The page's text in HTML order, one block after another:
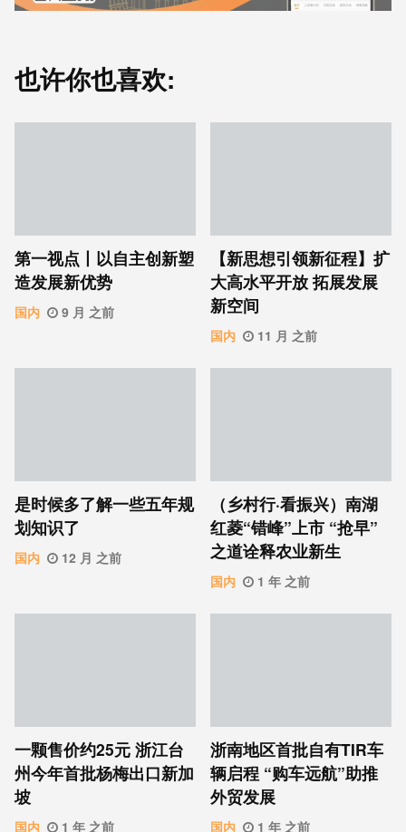
也许你也喜欢:
第一视点丨以自主创新塑
造发展新优势
国内 9 月 之前
【新思想引领新征程】扩
大高水平开放 拓展发展
新空间
国内 11 月 之前
是时候多了解一些五年规
划知识了
国内 12 月 之前
（乡村行·看振兴）南湖
红菱“错峰”上市 “抢早”
之道诠释农业新生
国内 1 年 之前
一颗售价约25元 浙江台
州今年首批杨梅出口新加
坡
国内 1 年 之前
浙南地区首批自有TIR车
辆启程 “购车远航”助推
外贸发展
国内 1 年 之前